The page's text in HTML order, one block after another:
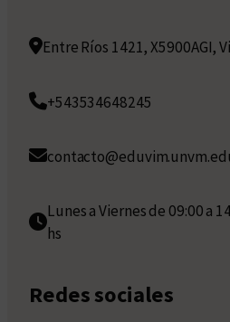
Entre Ríos 1421, X5900AGI,
+543534648245
Lunes a Viernes de 09:00 a
hs
Redes sociales